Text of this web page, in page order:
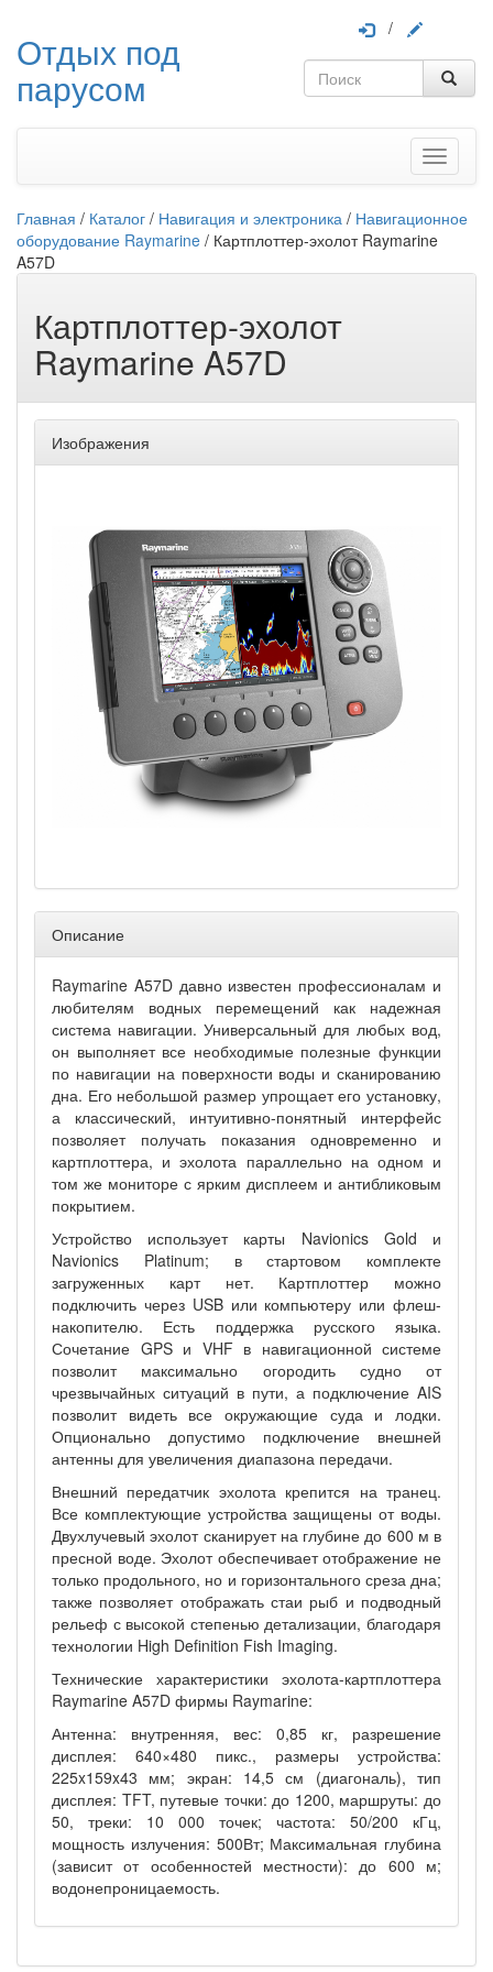
Отдых под
парусом
/
Меню
Главная / Каталог / Навигация и электроника / Навигационное
оборудование Raymarine / Картплоттер-эхолот Raymarine
A57D
Картплоттер-эхолот
Raymarine A57D
Изображения
Описание
Raymarine A57D давно известен профессионалам и
любителям водных перемещений как надежная
система навигации. Универсальный для любых вод,
он выполняет все необходимые полезные функции
по навигации на поверхности воды и сканированию
дна. Его небольшой размер упрощает его установку,
а классический, интуитивно-понятный интерфейс
позволяет получать показания одновременно и
картплоттера, и эхолота параллельно на одном и
том же мониторе с ярким дисплеем и антибликовым
покрытием.
Устройство использует карты Navionics Gold и
Navionics Platinum; в стартовом комплекте
загруженных карт нет. Картплоттер можно
подключить через USB или компьютеру или флеш-
накопителю. Есть поддержка русского языка.
Сочетание GPS и VHF в навигационной системе
позволит максимально огородить судно от
чрезвычайных ситуаций в пути, а подключение AIS
позволит видеть все окружающие суда и лодки.
Опционально допустимо подключение внешней
антенны для увеличения диапазона передачи.
Внешний передатчик эхолота крепится на транец.
Все комплектующие устройства защищены от воды.
Двухлучевый эхолот сканирует на глубине до 600 м в
пресной воде. Эхолот обеспечивает отображение не
только продольного, но и горизонтального среза дна;
также позволяет отображать стаи рыб и подводный
рельеф с высокой степенью детализации, благодаря
технологии High Definition Fish Imaging.
Технические характеристики эхолота-картплоттера
Raymarine A57D фирмы Raymarine:
Антенна: внутренняя, вес: 0,85 кг, разрешение
дисплея: 640×480 пикс., размеры устройства:
225x159x43 мм; экран: 14,5 см (диагональ), тип
дисплея: TFT, путевые точки: до 1200, маршруты: до
50, треки: 10 000 точек; частота: 50/200 кГц,
мощность излучения: 500Вт; Максимальная глубина
(зависит от особенностей местности): до 600 м;
водонепроницаемость.